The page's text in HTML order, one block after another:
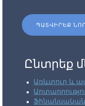
ՊԱՏՎԻՐԵՔ
Ընտրեք
Առևտուր և
Ֆինանսական